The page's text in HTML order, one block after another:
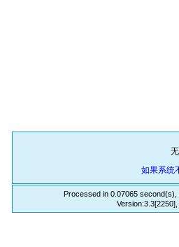
如果系统
Processed in 0.07065